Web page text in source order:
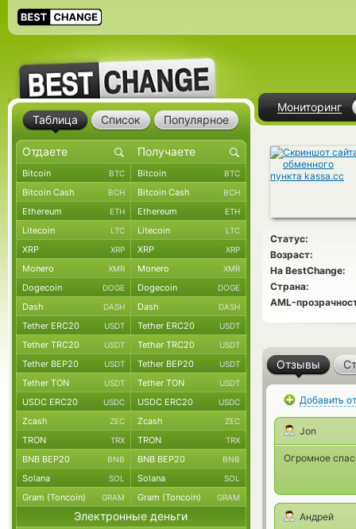
Мониторинг
Статус:
Возраст:
На BestChange:
Страна:
AML-
Отзывы
Добавить
Jon
Огромное
Андрей
Таблица Список Популярное
Bitcoin BTC Bitcoin BTC
Bitcoin Cash BCH Bitcoin Cash BCH
Ethereum ETH Ethereum ETH
Litecoin LTC Litecoin LTC
XRP XRP XRP XRP
Monero XMR Monero XMR
Dogecoin DOGE Dogecoin DOGE
Dash DASH Dash DASH
Tether ERC20 USDT Tether ERC20 USDT
Tether TRC20 USDT Tether TRC20 USDT
Tether BEP20 USDT Tether BEP20 USDT
Tether TON USDT Tether TON USDT
USDC ERC20 USDC USDC ERC20 USDC
Zcash ZEC Zcash ZEC
TRON TRX TRON TRX
BNB BEP20 BNB BNB BEP20 BNB
Solana SOL Solana SOL
Gram (Toncoin) GRAM Gram (Toncoin) GRAM
Электронные деньги